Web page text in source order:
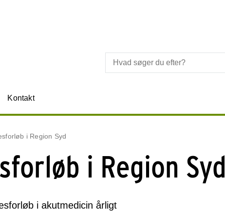
Kontakt
i Region Syd
i Region Syd
i akutmedicin årligt